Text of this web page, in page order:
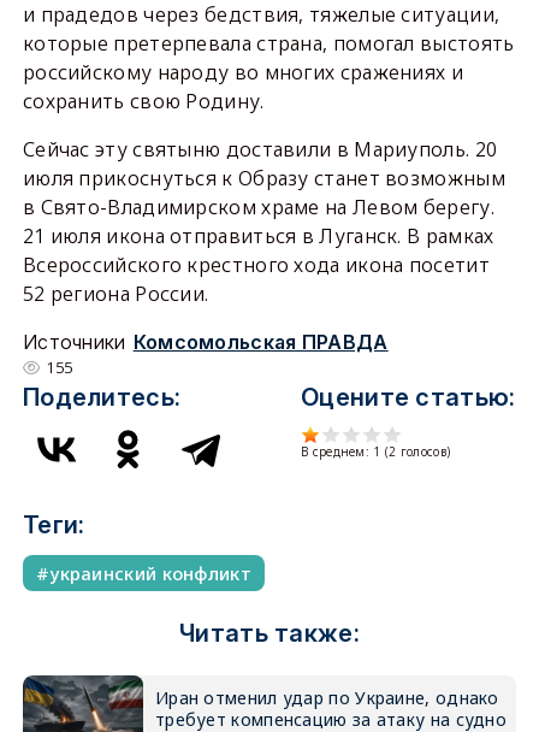
и прадедов через бедствия, тяжелые ситуации,
которые претерпевала страна, помогал выстоять
российскому народу во многих сражениях и
сохранить свою Родину.
Сейчас эту святыню доставили в Мариуполь. 20
июля прикоснуться к Образу станет возможным
в Свято-Владимирском храме на Левом берегу.
21 июля икона отправиться в Луганск. В рамках
Всероссийского крестного хода икона посетит
52 региона России.
Источники Комсомольская ПРАВДА
155
Поделитесь: Оцените статью:
В среднем: 1 (2 голосов)
Теги:
украинский конфликт
Читать также:
Иран отменил удар по Украине, однако
требует компенсацию за атаку на судно